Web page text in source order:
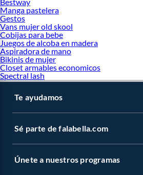
Bestway
Manga pastelera
Gestos
Vans mujer old skool
Cobijas para bebe
Juegos de alcoba en madera
Aspiradora de mano
Bikinis de mujer
Closet armables economicos
Spectral lash
Te ayudamos
Sé parte de falabella.com
Únete a nuestros programas